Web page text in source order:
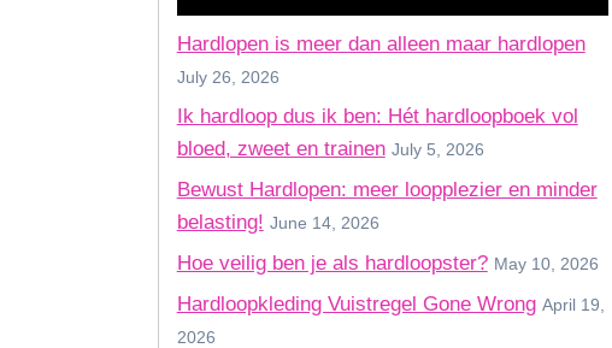
Hardlopen is meer dan alleen maar hardlopen
July 26, 2026
Ik hardloop dus ik ben: Hét hardloopboek vol
bloed, zweet en trainen July 5, 2026
Bewust Hardlopen: meer loopplezier en minder
belasting! June 14, 2026
Hoe veilig ben je als hardloopster? May 10, 2026
Hardloopkleding Vuistregel Gone Wrong April 19,
2026